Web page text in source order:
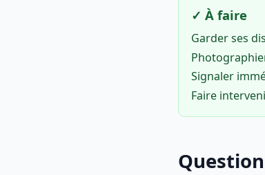
✓ À faire
Garder ses
Signaler
Faire